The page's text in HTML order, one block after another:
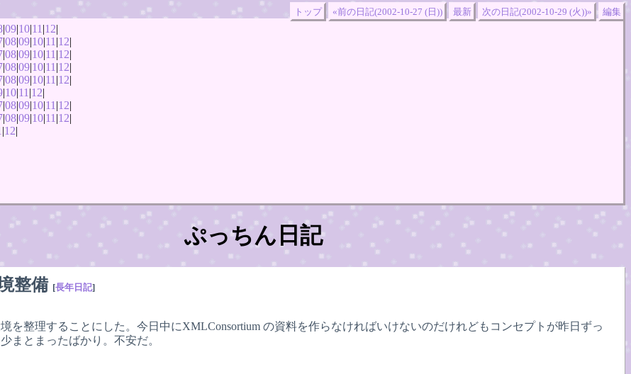
トップ «前の日記(2002-10-27 (日)) 最新 次の日記(2002-10-29 (火))» 編集
|09|10|11 |12|
|08|09|10|11 |12|
|08|09|10|11 |12|
|08|09|10|11 |12|
|08|09|10|11 |12|
|10|11 |12|
|08|09|10|11 |12|
|08|09|10|11 |12|
|12|
ぷっちん日記
整備 [長年日記]
を整理することにした。今日中にXMLConsortium の資料を作らなければいけないのだけれどもコンセプトが昨日ずっ
まとまったばかり。不安だ。